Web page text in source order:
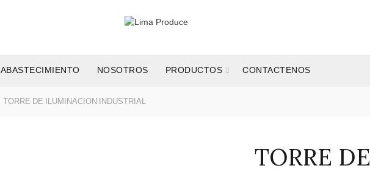
ABASTECIMIENTO NOSOTROS PRODUCTOS CONTACTENOS
TORRE DE ILUMINACION INDUSTRIAL
TORRE DE